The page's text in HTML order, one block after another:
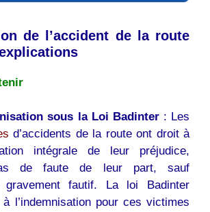
de l’accident de la route
sous la Loi Badinter: Les
d’accidents de la route ont droit à
intégrale de leur préjudice,
de faute de leur part, sauf
gravement fautif. La loi Badinter
l’indemnisation pour ces victimes